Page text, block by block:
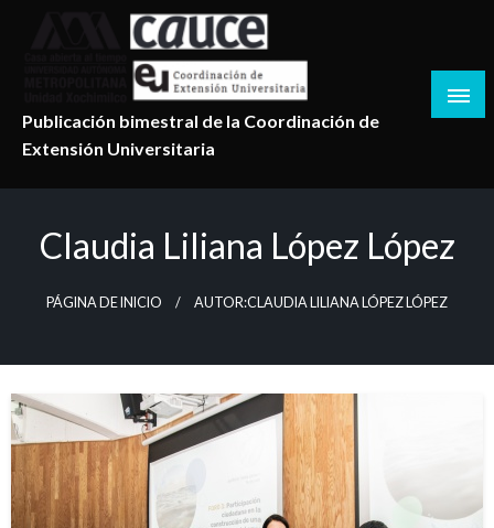
Publicación bimestral de la Coordinación de
Extensión Universitaria
Claudia Liliana López López
PÁGINA DE INICIO AUTOR:CLAUDIA LILIANA LÓPEZ LÓPEZ